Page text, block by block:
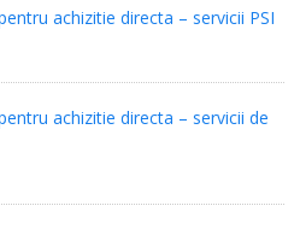
achizitie directa – servicii PSI
achizitie directa – servicii de